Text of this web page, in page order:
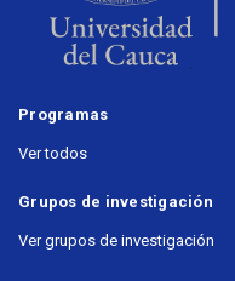
Programas
Ver todos
Grupos de investigación
Ver grupos de investigación